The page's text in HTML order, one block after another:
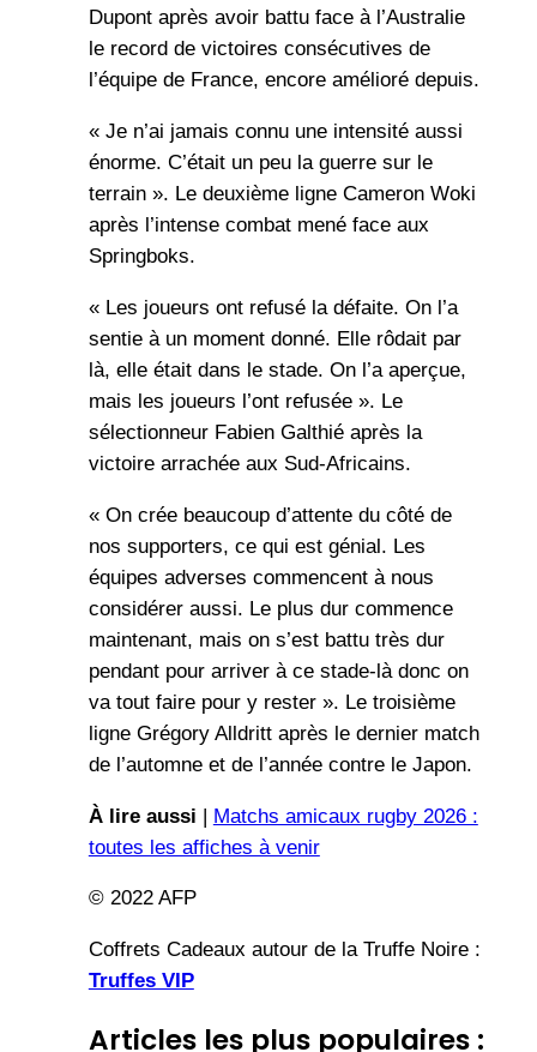
Dupont après avoir battu face à l’Australie
le record de victoires consécutives de
l’équipe de France, encore amélioré depuis.
« Je n’ai jamais connu une intensité aussi
énorme. C’était un peu la guerre sur le
terrain ». Le deuxième ligne Cameron Woki
après l’intense combat mené face aux
Springboks.
« Les joueurs ont refusé la défaite. On l’a
sentie à un moment donné. Elle rôdait par
là, elle était dans le stade. On l’a aperçue,
mais les joueurs l’ont refusée ». Le
sélectionneur Fabien Galthié après la
victoire arrachée aux Sud-Africains.
« On crée beaucoup d’attente du côté de
nos supporters, ce qui est génial. Les
équipes adverses commencent à nous
considérer aussi. Le plus dur commence
maintenant, mais on s’est battu très dur
pendant pour arriver à ce stade-là donc on
va tout faire pour y rester ». Le troisième
ligne Grégory Alldritt après le dernier match
de l’automne et de l’année contre le Japon.
À lire aussi | Matchs amicaux rugby 2026 :
toutes les affiches à venir
© 2022 AFP
Coffrets Cadeaux autour de la Truffe Noire :
Truffes VIP
Articles les plus populaires :